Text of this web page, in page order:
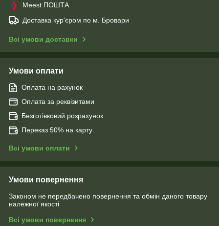
Meest ПОШТА
Доставка кур'єром по м. Бровари
Всі умови доставки
Умови оплати
Оплата на рахунок
Оплата за реквізитами
Безготівковий розрахунок
Переказ 50% на карту
Всі умови оплати
Умови повернення
Законом не передбачено повернення та обмін даного товару
належної якості
Всі умови повернення